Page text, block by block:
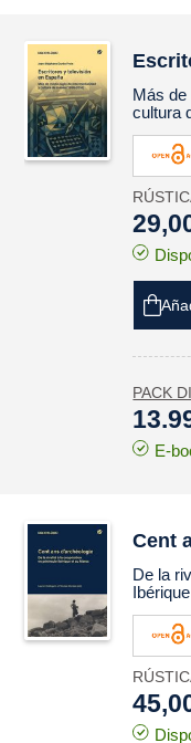
Más de
cultura
PACK
E-
Cent
De la